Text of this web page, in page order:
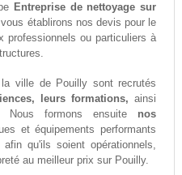
Entreprise de nettoyage sur
établirons nos devis pour le
professionnels ou particuliers à
ville de Pouilly sont recrutés
leurs formations, ainsi
Nous formons ensuite nos
et équipements performants
qu'ils soient opérationnels,
au meilleur prix sur Pouilly.